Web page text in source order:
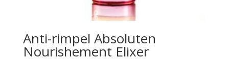
Anti-rimpel Absoluten
Nourishement Elixer